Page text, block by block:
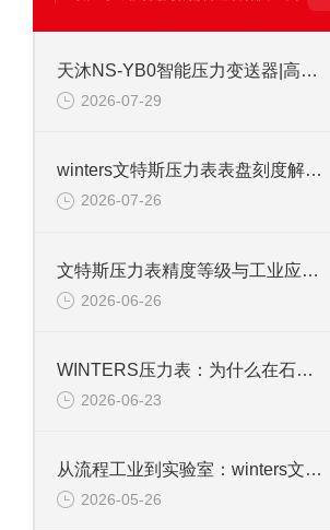
天沐NS-YB0智能压力变送器|高稳定性扩散硅芯体，4-20mA输出
2026-07-29
winters文特斯压力表表盘刻度解读及现场安装注意事项
2026-07-26
文特斯压力表精度等级与工业应用场景解析
2026-06-26
WINTERS压力表：为什么在石化行业用得多？
2026-06-23
从流程工业到实验室：winters文特斯压力表的多元应用场景
2026-05-26